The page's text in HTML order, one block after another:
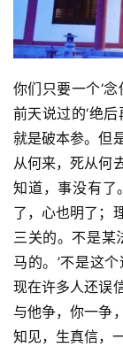
资
讯
你们只要一个‘
前天说过的‘绝
就是破本参。但
从何来，死从何
知道，事没有了
了，心也明了；
三关的。不是某
马的。’不是这
现在许多人还误
与他争，你一争
知见，生真信，